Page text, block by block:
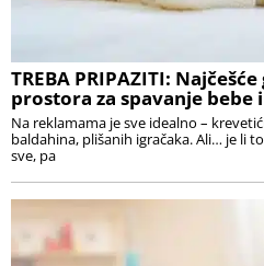
TREBA PRIPAZITI:
prostora za spavanje bebe
Na reklamama je sve idealno –
baldahina, plišanih igračaka. Ali… je li
sve, pa